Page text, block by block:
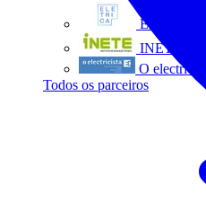
Eletrica
INETE
O electricista
Todos os parceiros